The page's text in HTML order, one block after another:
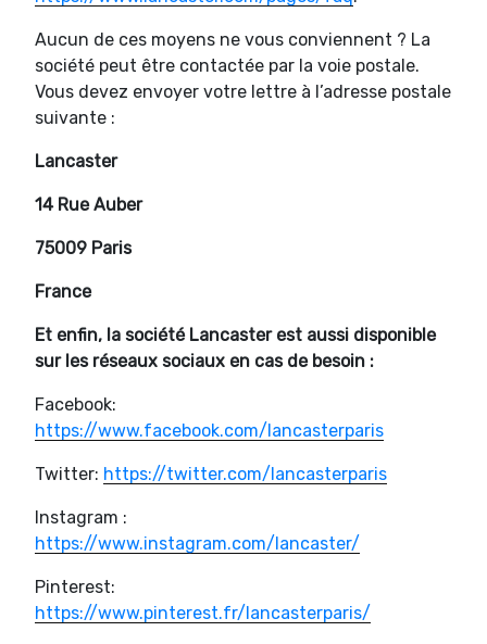
Aucun de ces moyens ne vous conviennent ? La
société peut être contactée par la voie postale.
Vous devez envoyer votre lettre à l’adresse postale
suivante :
Lancaster
14 Rue Auber
75009 Paris
France
Et enfin, la société Lancaster est aussi disponible
sur les réseaux sociaux en cas de besoin :
Facebook:
https://www.facebook.com/lancasterparis
Twitter: https://twitter.com/lancasterparis
Instagram :
https://www.instagram.com/lancaster/
Pinterest:
https://www.pinterest.fr/lancasterparis/